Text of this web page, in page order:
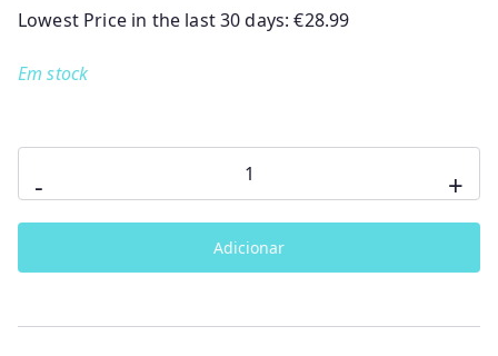
Lowest Price in the last 30 days:€28.99
Em stock
-
de
Bacio
+
Adicionar